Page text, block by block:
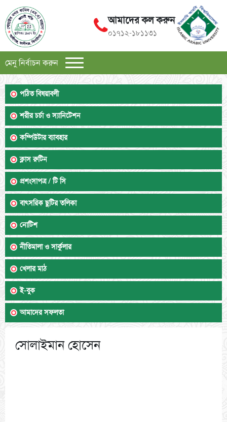
আমাদের কল করুন
০১৭১২-১৮১১৩১
মেনু নির্বাচন করুন
পঠিত বিষয়াবলী
শরীর চর্চা ও স্যানিটেশন
কম্পিউটার ব্যাবহার
ক্লাস রুটিন
প্রশংসাপত্র / টি সি
বাৎসরিক ছুটির তলিকা
নোটিশ
নীতিমালা ও সার্কুলার
খেলার মাঠ
ই-বুক
আমাদের সফলতা
সোলাইমান হোসেন